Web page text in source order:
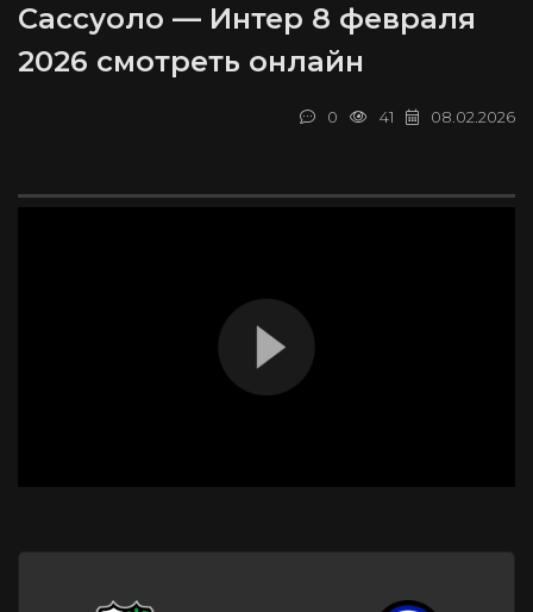
Сассуоло — Интер 8 февраля
2026 смотреть онлайн
08.02.2026
41
0